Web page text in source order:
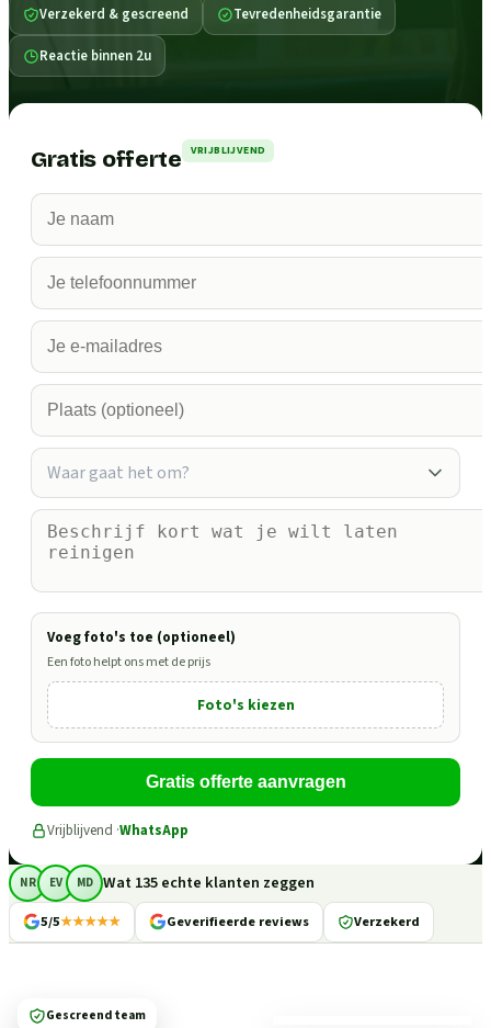
Verzekerd & gescreend Tevredenheidsgarantie
Reactie binnen 2u
Gratis offerte VRIJBLIJVEND
Waar gaat het om?
Voeg foto's toe (optioneel)
Een foto helpt ons met de prijs
Foto's kiezen
Gratis offerte aanvragen
Vrijblijvend ·WhatsApp
NR EV MD Wat 135 echte klanten zeggen
5/5★★★★★ Geverifieerde reviews Verzekerd
Gescreend team